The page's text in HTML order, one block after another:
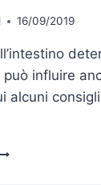
16/09/2019
influire
alcuni